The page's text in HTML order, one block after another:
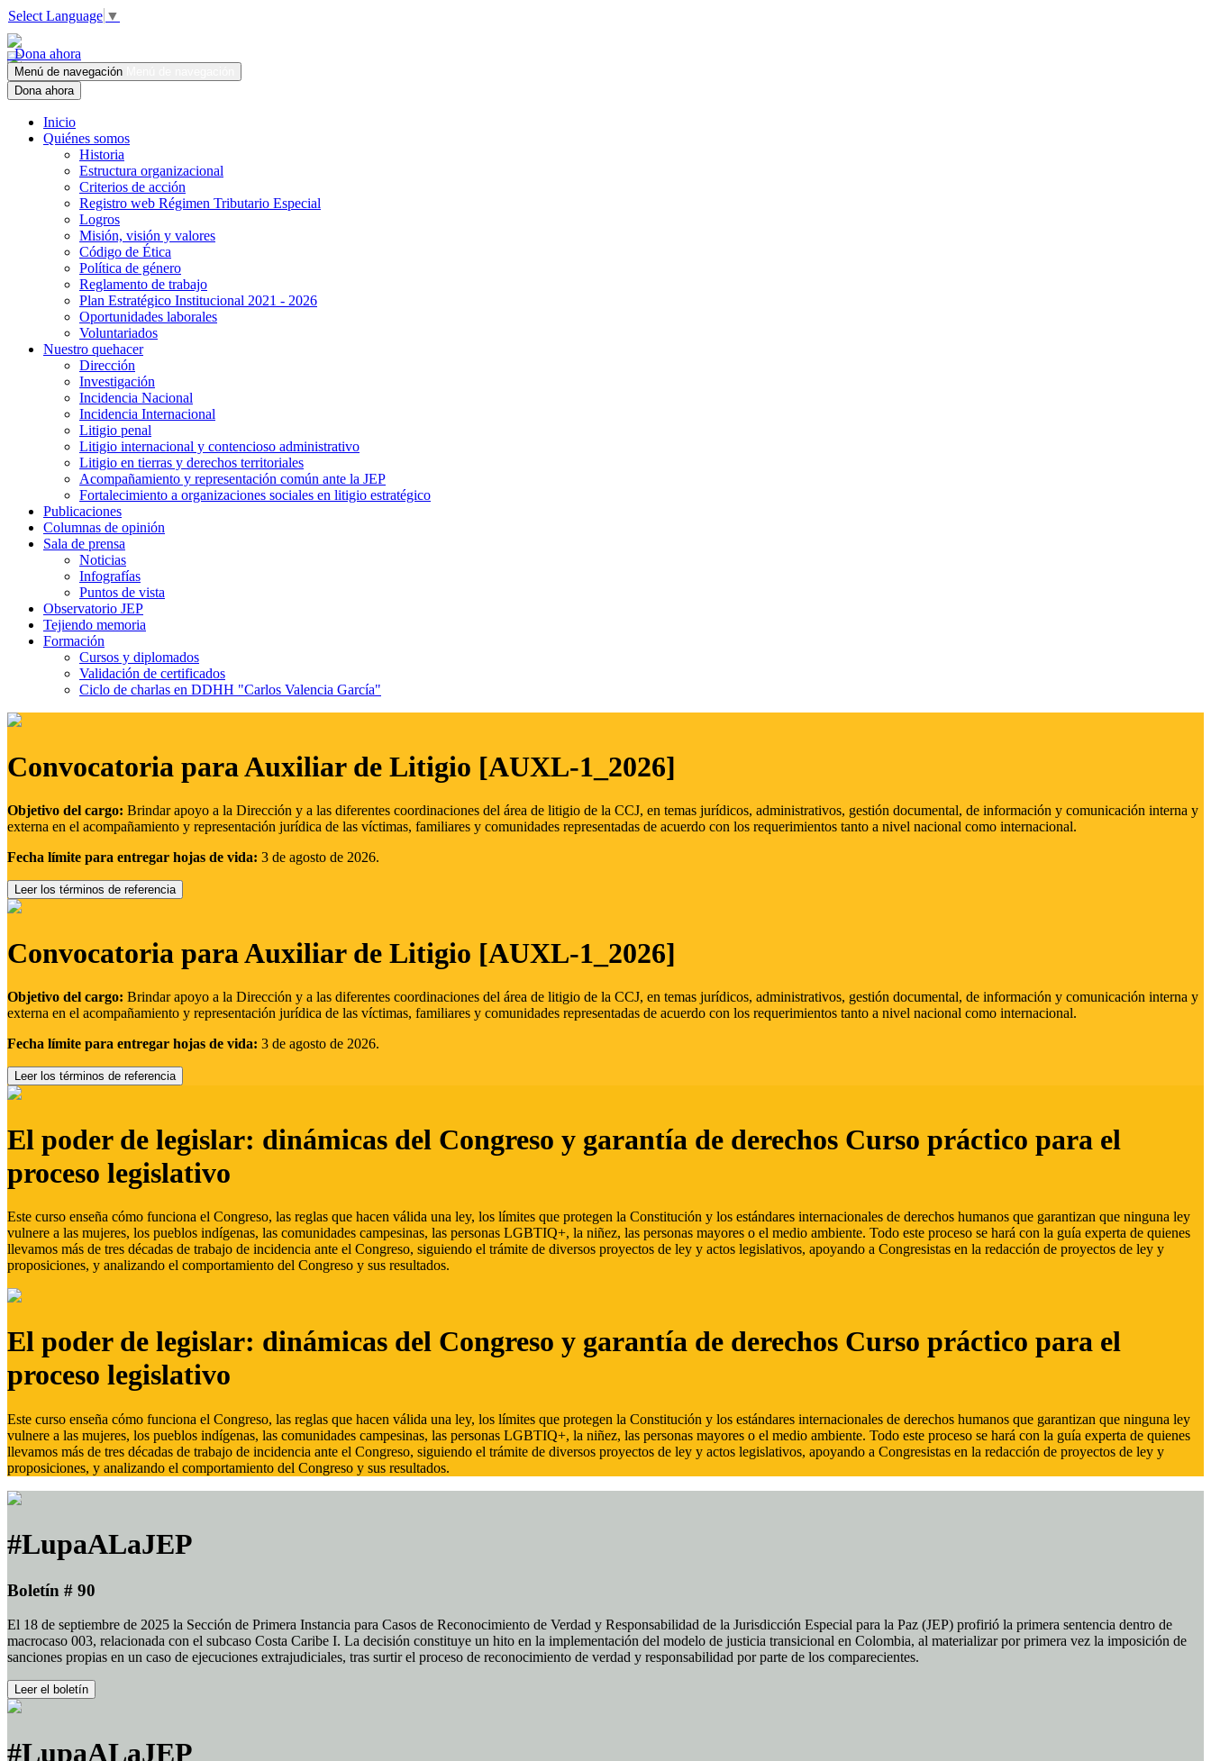
Select Language ▼
Dona ahora
Menú de navegación
Dona ahora
Inicio
Quiénes somos
Historia
Estructura organizacional
Criterios de acción
Registro web Régimen Tributario Especial
Logros
Misión, visión y valores
Código de Ética
Política de género
Reglamento de trabajo
Plan Estratégico Institucional 2021 - 2026
Oportunidades laborales
Voluntariados
Nuestro quehacer
Dirección
Investigación
Incidencia Nacional
Incidencia Internacional
Litigio penal
Litigio internacional y contencioso administrativo
Litigio en tierras y derechos territoriales
Acompañamiento y representación común ante la JEP
Fortalecimiento a organizaciones sociales en litigio estratégico
Publicaciones
Columnas de opinión
Sala de prensa
Noticias
Infografías
Puntos de vista
Observatorio JEP
Tejiendo memoria
Formación
Cursos y diplomados
Validación de certificados
Ciclo de charlas en DDHH "Carlos Valencia García"
Convocatoria para Auxiliar de Litigio [AUXL-1_2026]
Objetivo del cargo: Brindar apoyo a la Dirección y a las diferentes coordinaciones del área de litigio de la CCJ, en temas jurídicos, administrativos, gestión documental, de información y comunicación interna y
externa en el acompañamiento y representación jurídica de las víctimas, familiares y comunidades representadas de acuerdo con los requerimientos tanto a nivel nacional como internacional.
Fecha límite para entregar hojas de vida: 3 de agosto de 2026.
Leer los términos de referencia
Convocatoria para Auxiliar de Litigio [AUXL-1_2026]
Objetivo del cargo: Brindar apoyo a la Dirección y a las diferentes coordinaciones del área de litigio de la CCJ, en temas jurídicos, administrativos, gestión documental, de información y comunicación interna y
externa en el acompañamiento y representación jurídica de las víctimas, familiares y comunidades representadas de acuerdo con los requerimientos tanto a nivel nacional como internacional.
Fecha límite para entregar hojas de vida: 3 de agosto de 2026.
Leer los términos de referencia
El poder de legislar: dinámicas del Congreso y garantía de derechos Curso práctico para el
proceso legislativo
Este curso enseña cómo funciona el Congreso, las reglas que hacen válida una ley, los límites que protegen la Constitución y los estándares internacionales de derechos humanos que garantizan que ninguna ley
vulnere a las mujeres, los pueblos indígenas, las comunidades campesinas, las personas LGBTIQ+, la niñez, las personas mayores o el medio ambiente. Todo este proceso se hará con la guía experta de quienes
llevamos más de tres décadas de trabajo de incidencia ante el Congreso, siguiendo el trámite de diversos proyectos de ley y actos legislativos, apoyando a Congresistas en la redacción de proyectos de ley y
proposiciones, y analizando el comportamiento del Congreso y sus resultados.
El poder de legislar: dinámicas del Congreso y garantía de derechos Curso práctico para el
proceso legislativo
Este curso enseña cómo funciona el Congreso, las reglas que hacen válida una ley, los límites que protegen la Constitución y los estándares internacionales de derechos humanos que garantizan que ninguna ley
vulnere a las mujeres, los pueblos indígenas, las comunidades campesinas, las personas LGBTIQ+, la niñez, las personas mayores o el medio ambiente. Todo este proceso se hará con la guía experta de quienes
llevamos más de tres décadas de trabajo de incidencia ante el Congreso, siguiendo el trámite de diversos proyectos de ley y actos legislativos, apoyando a Congresistas en la redacción de proyectos de ley y
proposiciones, y analizando el comportamiento del Congreso y sus resultados.
#LupaALaJEP
Boletín # 90
El 18 de septiembre de 2025 la Sección de Primera Instancia para Casos de Reconocimiento de Verdad y Responsabilidad de la Jurisdicción Especial para la Paz (JEP) profirió la primera sentencia dentro de
macrocaso 003, relacionada con el subcaso Costa Caribe I. La decisión constituye un hito en la implementación del modelo de justicia transicional en Colombia, al materializar por primera vez la imposición de
sanciones propias en un caso de ejecuciones extrajudiciales, tras surtir el proceso de reconocimiento de verdad y responsabilidad por parte de los comparecientes.
Leer el boletín
#LupaALaJEP